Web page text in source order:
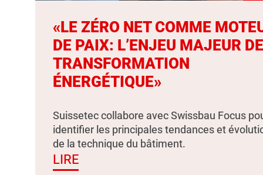
«LE ZÉRO NET COMME
DE PAIX: L’ENJEU MAJEUR
TRANSFORMATION
ÉNERGÉTIQUE»
Suissetec collabore avec Swissbau Focus
identifier les principales tendances et
de la technique du bâtiment.
LIRE